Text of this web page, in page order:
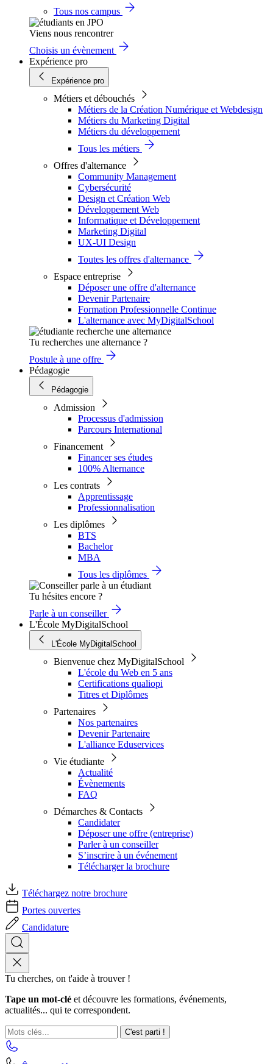
Tous nos campus
Viens nous rencontrer
Choisis un évènement
Expérience pro
Expérience pro
Métiers et débouchés
Métiers de la Création Numérique et Webdesign
Métiers du Marketing Digital
Métiers du développement
Tous les métiers
Offres d'alternance
Community Management
Cybersécurité
Design et Création Web
Développement Web
Informatique et Développement
Marketing Digital
UX-UI Design
Toutes les offres d'alternance
Espace entreprise
Déposer une offre d'alternance
Devenir Partenaire
Formation Professionnelle Continue
L'alternance avec MyDigitalSchool
Tu recherches une alternance ?
Postule à une offre
Pédagogie
Pédagogie
Admission
Processus d'admission
Parcours International
Financement
Financer ses études
100% Alternance
Les contrats
Apprentissage
Professionnalisation
Les diplômes
BTS
Bachelor
MBA
Tous les diplômes
Tu hésites encore ?
Parle à un conseiller
L'École MyDigitalSchool
L'École MyDigitalSchool
Bienvenue chez MyDigitalSchool
L'école du Web en 5 ans
Certifications qualiopi
Titres et Diplômes
Partenaires
Nos partenaires
Devenir Partenaire
L'alliance Eduservices
Vie étudiante
Actualité
Évènements
FAQ
Démarches & Contacts
Candidater
Déposer une offre (entreprise)
Parler à un conseiller
S’inscrire à un événement
Télécharger la brochure
Téléchargez notre brochure
Portes ouvertes
Candidature
Tu cherches, on t'aide à trouver !
Tape un mot-clé et découvre les formations, événements,
actualités... qui te correspondent.
C'est parti !